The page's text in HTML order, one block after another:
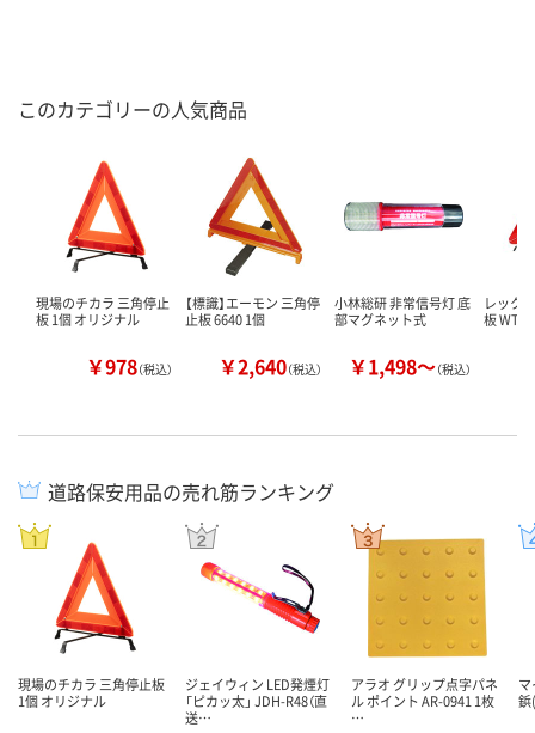
このカテゴリーの人気商品
現場のチカラ 三角停止
板 1個 オリジナル
￥978（税込）
【標識】エーモン 三角停
止板 6640 1個
￥2,640（税込）
小林総研 非常信号灯 底
部マグネット式
￥1,498～（税込）
レック
板 WT-
道路保安用品の売れ筋ランキング
現場のチカラ 三角停止板
1個 オリジナル
ジェイウィン LED発煙灯
「ピカッ太」 JDH-R48（直
送…
アラオ グリップ点字パネ
ル ポイント AR-0941 1枚
…
鋲